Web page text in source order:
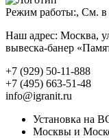
Режим работы:, См. в
Наш адрес: Москва,
вывеска-банер
+7 (929) 50-11-888
+7 (495) 663-51-48
info@igranit.ru
Установка на
Москвы и